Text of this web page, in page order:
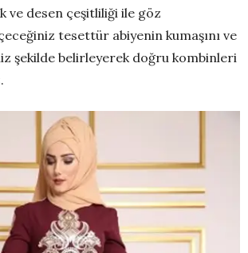
ve desen çeşitliliği ile göz
tesettür abiyenin kumaşını ve
şekilde belirleyerek doğru kombinleri